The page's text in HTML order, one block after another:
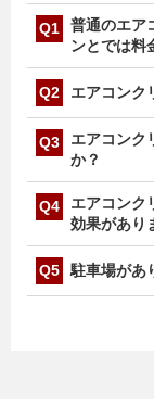
普通のエア
ンとでは料
フィルター
ります。
お問い合わ
エアコンク
ニオイの原
とは限りま
高圧洗浄い
エアコンク
か？
設置状況な
しエアコン
ターお掃除
30分～3時
エアコンク
効果があり
抗菌コート
駐車場があ